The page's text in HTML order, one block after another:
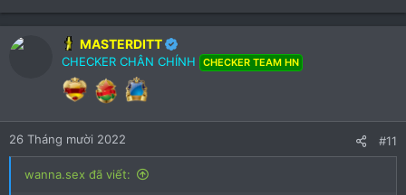
:
MASTERDITT
CHECKER CHÂN CHÍNH CHECKER TEAM HN
26 Tháng mười 2022 #11
wanna.sex đã viết: